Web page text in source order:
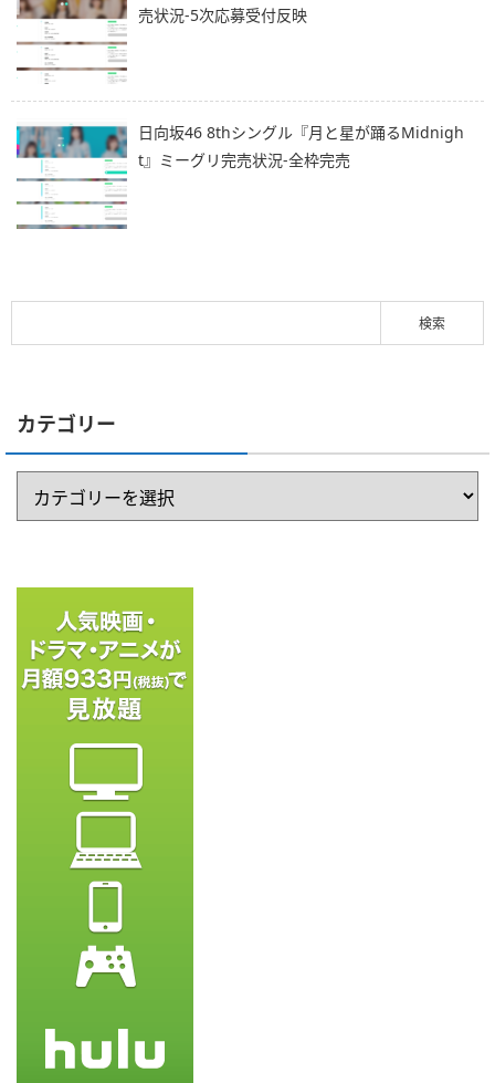
売状況-5次応募受付反映
日向坂46 8thシングル『月と星が踊るMidnigh
t』ミーグリ完売状況-全枠完売
カテゴリー